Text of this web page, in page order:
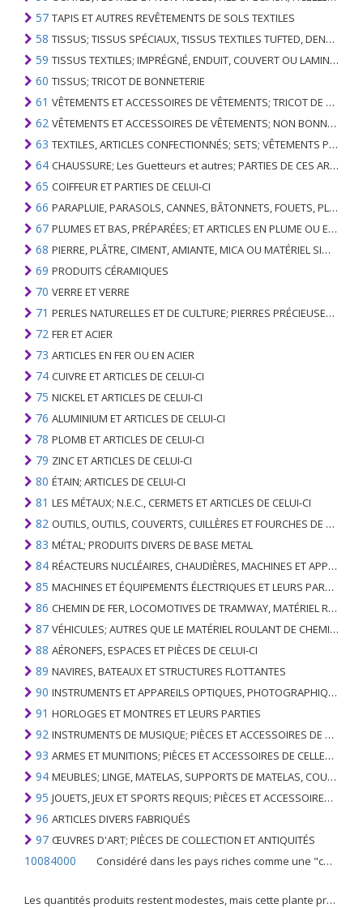
57 TAPIS ET AUTRES REVÊTEMENTS DE SOLS TEXTILES
58 TISSUS; TISSUS SPÉCIAUX, TISSUS TEXTILES TUFTED, DENTELLE, TAPISSERIES, GARNITURES, BRODERIES
59 TISSUS TEXTILES; IMPRÉGNÉ, ENDUIT, COUVERT OU LAMINÉ; ARTICLES TEXTILES D'UN TYPE ADAPTÉ À L'USAGE INDUSTRIEL
60 TISSUS; TRICOT DE BONNETERIE
61 VÊTEMENTS ET ACCESSOIRES DE VÊTEMENTS; TRICOT DE BONNETERIE
62 VÊTEMENTS ET ACCESSOIRES DE VÊTEMENTS; NON BONNETERIE
63 TEXTILES, ARTICLES CONFECTIONNÉS; SETS; VÊTEMENTS PORTÉS ET ARTICLES TEXTILES USÉS; RAGS
64 CHAUSSURE; Les Guetteurs et autres; PARTIES DE CES ARTICLES
65 COIFFEUR ET PARTIES DE CELUI-CI
66 PARAPLUIE, PARASOLS, CANNES, BÂTONNETS, FOUETS, PLANTES DE CONDUITE; ET LEURS PARTIES
67 PLUMES ET BAS, PRÉPARÉES; ET ARTICLES EN PLUME OU EN BAS; FLEURS ARTIFICIELLES; ARTICLES DE CHEVEUX HUMAINS
68 PIERRE, PLÂTRE, CIMENT, AMIANTE, MICA OU MATÉRIEL SIMILAIRE; ARTICLES DE CELUI-CI
69 PRODUITS CÉRAMIQUES
70 VERRE ET VERRE
71 PERLES NATURELLES ET DE CULTURE; PIERRES PRÉCIEUSES, SEMI-PRÉCIEUSES; MÉTAUX PRÉCIEUX, PLAQUÉS OU DOUBLÉS DE MÉTAUX PRÉCIEUX ET OUVRAGES EN CES MATIÈRES; IMITATION BIJOUTERIE; PIÈCE DE MONNAIE
72 FER ET ACIER
73 ARTICLES EN FER OU EN ACIER
74 CUIVRE ET ARTICLES DE CELUI-CI
75 NICKEL ET ARTICLES DE CELUI-CI
76 ALUMINIUM ET ARTICLES DE CELUI-CI
78 PLOMB ET ARTICLES DE CELUI-CI
79 ZINC ET ARTICLES DE CELUI-CI
80 ÉTAIN; ARTICLES DE CELUI-CI
81 LES MÉTAUX; N.E.C., CERMETS ET ARTICLES DE CELUI-CI
82 OUTILS, OUTILS, COUVERTS, CUILLÈRES ET FOURCHES DE MÉTAUX DE BASE; PARTIES DE CELLES-CI, EN METAL DE BASE
83 MÉTAL; PRODUITS DIVERS DE BASE METAL
84 RÉACTEURS NUCLÉAIRES, CHAUDIÈRES, MACHINES ET APPAREILS MÉCANIQUES; PARTIES DE CELLES-CI
85 MACHINES ET ÉQUIPEMENTS ÉLECTRIQUES ET LEURS PARTIES; ENREGISTREURS ET REPRODUCTEURS SONORES; APPAREILS D'ENREGISTREMENT OU DE REPRODUCTION DES IMAGES ET DU SON EN TÉLÉVISION, PIÈCES ET ACCESSOIRES DE TELS ARTICLES
86 CHEMIN DE FER, LOCOMOTIVES DE TRAMWAY, MATÉRIEL ROULANT ET LEURS PARTIES; RACCORDS DE CHEMIN DE FER OU DE TRAMWAY ET RACCORDS ET PIÈCES DE CELLES-CI; ÉQUIPEMENT DE SIGNALISATION DE TRAFIC MÉCANIQUE (Y COMPRIS ÉLECTRO-MÉCANIQUE) DE TOUS TYPES
87 VÉHICULES; AUTRES QUE LE MATÉRIEL ROULANT DE CHEMIN DE FER OU DE TRAMWAY, ET LEURS PIÈCES ET ACCESSOIRES
88 AÉRONEFS, ESPACES ET PIÈCES DE CELUI-CI
89 NAVIRES, BATEAUX ET STRUCTURES FLOTTANTES
90 INSTRUMENTS ET APPAREILS OPTIQUES, PHOTOGRAPHIQUES, CINÉMATOGRAPHIQUES, DE MESURE, DE CONTRÔLE, DE MÉDECINE OU DE CHIRURGIE; PIÈCES ET ACCESSOIRES
91 HORLOGES ET MONTRES ET LEURS PARTIES
92 INSTRUMENTS DE MUSIQUE; PIÈCES ET ACCESSOIRES DE TELS ARTICLES
93 ARMES ET MUNITIONS; PIÈCES ET ACCESSOIRES DE CELLES-CI
94 MEUBLES; LINGE, MATELAS, SUPPORTS DE MATELAS, COUSSINS ET AMEUBLEMENT SIMILAIRE FARCI; LAMPES ET RACCORDS D'ÉCLAIRAGE, N.E.C .; SIGNES LUMINEUSES, PLAQUES DE NOMS LUMINEUSES ET SIMILAIRES; BÂTIMENTS PRÉFABRIQUÉS
95 JOUETS, JEUX ET SPORTS REQUIS; PIÈCES ET ACCESSOIRES DE CELLES-CI
96 ARTICLES DIVERS FABRIQUÉS
97 ŒUVRES D'ART; PIÈCES DE COLLECTION ET ANTIQUITÉS
10084000 Considéré dans les pays riches comme une "céréale mineure", le fonio blanc est une graminée de la famille des poaceae cultivée pour ses graines dans certaines régions d'Afrique.
Les quantités produits restent modestes, mais cette plante présente malgré tout de nombreuses qualités. Elle est utilisé dans l'alimentation humaine et entre dans la préparation de nombreuses recettes traditionnelles africaines comme le couscous, la bouillie, les boulettes, les beignets et même le pain.